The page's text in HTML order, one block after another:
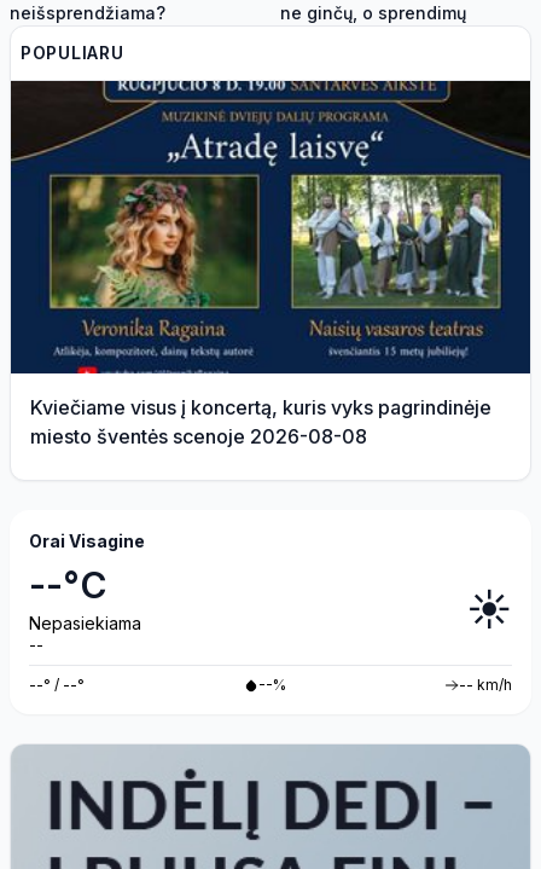
neišsprendžiama?
ne ginčų, o sprendimų
POPULIARU
Kviečiame visus į koncertą, kuris vyks pagrindinėje
miesto šventės scenoje 2026-08-08
Orai Visagine
--°C
Nepasiekiama
--
☀️
--° / --° --% -- km/h